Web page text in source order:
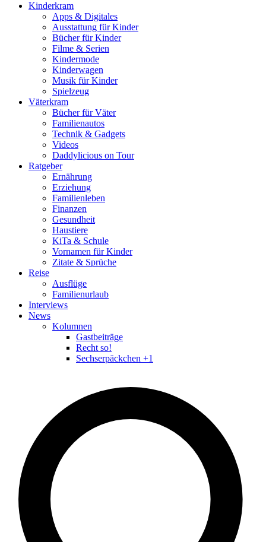
Kinderkram
Apps & Digitales
Ausstattung für Kinder
Bücher für Kinder
Filme & Serien
Kindermode
Kinderwagen
Musik für Kinder
Spielzeug
Väterkram
Bücher für Väter
Familienautos
Technik & Gadgets
Videos
Daddylicious on Tour
Ratgeber
Ernährung
Erziehung
Familienleben
Finanzen
Gesundheit
Haustiere
KiTa & Schule
Vornamen für Kinder
Zitate & Sprüche
Reise
Ausflüge
Familienurlaub
Interviews
News
Kolumnen
Gastbeiträge
Recht so!
Sechserpäckchen +1